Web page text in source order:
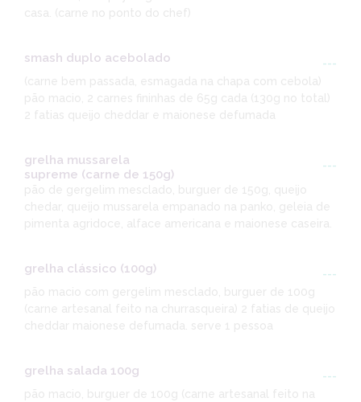
casa. (carne no ponto do chef)
smash duplo acebolado
---
(carne bem passada, esmagada na chapa com cebola)
pão macio, 2 carnes fininhas de 65g cada (130g no total)
2 fatias queijo cheddar e maionese defumada
grelha mussarela
supreme (carne de 150g)
---
pão de gergelim mesclado, burguer de 150g, queijo
chedar, queijo mussarela empanado na panko, geleia de
pimenta agridoce, alface americana e maionese caseira.
grelha clássico (100g)
---
pão macio com gergelim mesclado, burguer de 100g
(carne artesanal feito na churrasqueira) 2 fatias de queijo
cheddar maionese defumada. serve 1 pessoa
grelha salada 100g
---
pão macio, burguer de 100g (carne artesanal feito na